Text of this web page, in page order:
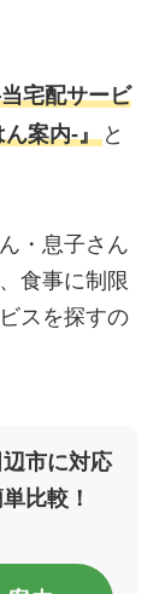
宅配サービ
案内‐』 と
・息子さん
食事に制限
スを探すの
市に対応
比較！